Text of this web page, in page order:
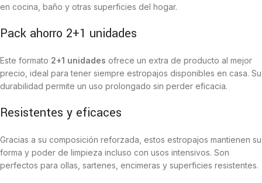
en cocina, baño y otras superficies del hogar.
Pack ahorro 2+1 unidades
Este formato 2+1 unidades ofrece un extra de producto al mejor
precio, ideal para tener siempre estropajos disponibles en casa. Su
durabilidad permite un uso prolongado sin perder eficacia.
Resistentes y eficaces
Gracias a su composición reforzada, estos estropajos mantienen su
forma y poder de limpieza incluso con usos intensivos. Son
perfectos para ollas, sartenes, encimeras y superficies resistentes.